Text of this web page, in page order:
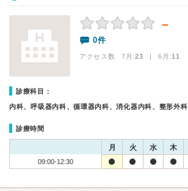
－
0件
アクセス数 7月:23 | 6月:11
診療科目：
内科、呼吸器内科、循環器内科、消化器内科、整形外科
診療時間
月 火 水 木
09:00-12:30